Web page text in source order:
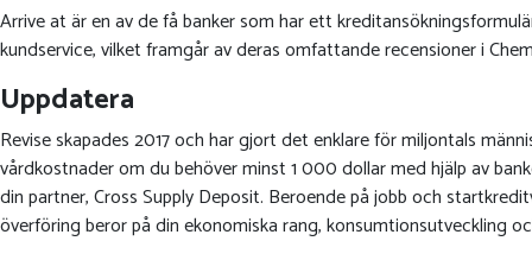
Arrive at är en av de få banker som har ett
kundservice, vilket framgår av deras omfattande recensioner i
Uppdatera
Revise skapades 2017 och har gjort det enklare för miljontals
vårdkostnader om du behöver minst 1 000 dollar med hjälp av
din partner, Cross Supply Deposit. Beroende på jobb och
överföring beror på din ekonomiska rang, konsumtionsutveckling